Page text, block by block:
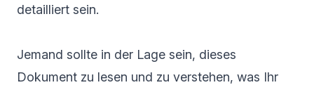
detailliert sein.
Jemand sollte in der Lage sein, dieses
Dokument zu lesen und zu verstehen, was Ihr